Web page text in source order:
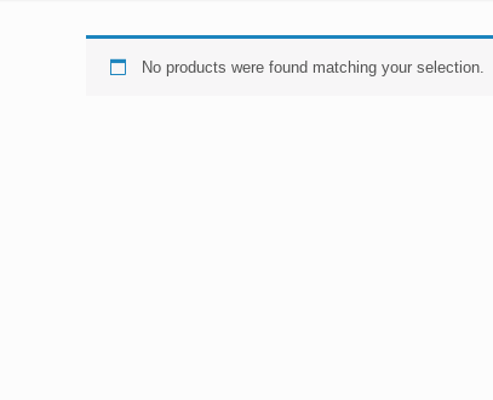
No products were found matching your selection.